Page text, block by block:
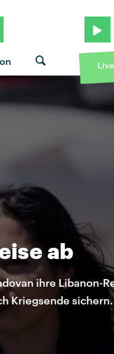
Richman · "Changes"
Live
ab
ihre Libanon-
Kriegsende sichern.